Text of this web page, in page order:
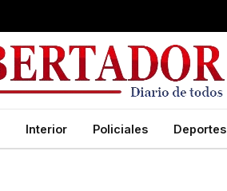
Interior Policiales Deportes